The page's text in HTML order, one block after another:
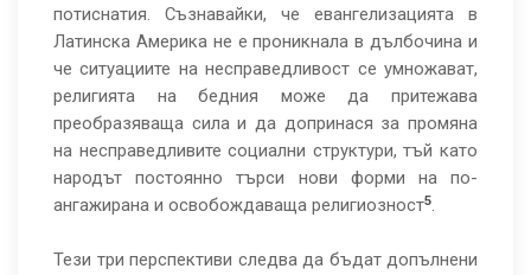
потиснатия. Съзнавайки, че евангелизацията в
Латинска Америка не е проникнала в дълбочина и
че ситуациите на несправедливост се умножават,
религията на бедния може да притежава
преобразяваща сила и да допринася за промяна
на несправедливите социални структури, тъй като
народът постоянно търси нови форми на по-
ангажирана и освобождаваща религиозност5.
Тези три перспективи следва да бъдат допълнени